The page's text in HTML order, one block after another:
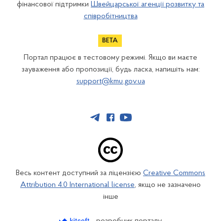
фінансової підтримки Швейцарської агенції розвитку та
співробітництва
Портал працює в тестовому режимі. Якщо ви маєте
зауваження або пропозиції, будь ласка, напишіть нам:
support@kmu.gov.ua
Весь контент доступний за ліцензією Creative Commons
Attribution 4.0 International license, якщо не зазначено
інше